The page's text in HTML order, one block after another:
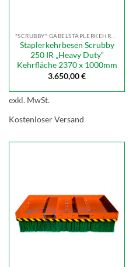
Staplerkehrbesen Scrubby
250 IR „Heavy Duty“
Kehrfläche 2370 x 1000mm
3.650,00€
exkl. MwSt.
Kostenloser Versand